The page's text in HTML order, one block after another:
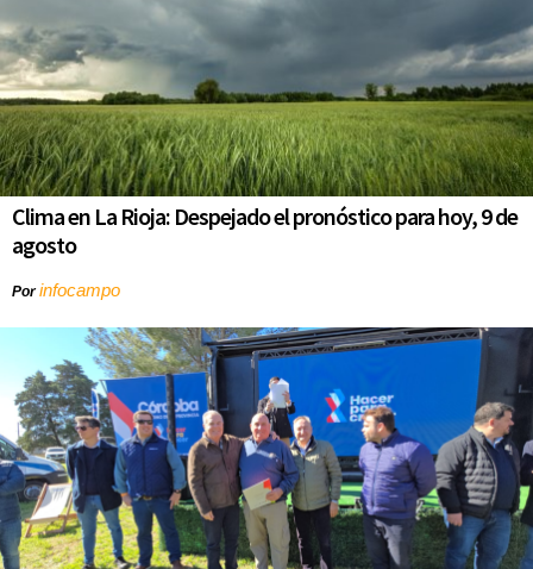
Clima en La Rioja: Despejado el pronóstico para hoy, 9 de
agosto
Porinfocampo